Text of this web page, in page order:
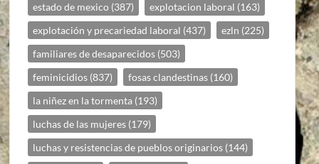
estado de mexico (387) explotacion laboral (163)
explotación y precariedad laboral (437) ezln (225)
familiares de desaparecidos (503)
feminicidios (837) fosas clandestinas (160)
la niñez en la tormenta (193)
luchas de las mujeres (179)
luchas y resistencias de pueblos originarios (144)